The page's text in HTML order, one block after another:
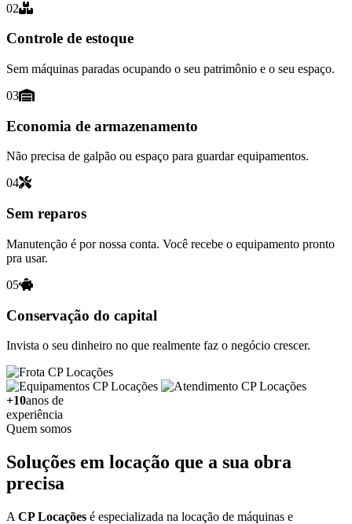
02
Controle de estoque
Sem máquinas paradas ocupando o seu patrimônio e o seu espaço.
03
Economia de armazenamento
Não precisa de galpão ou espaço para guardar equipamentos.
04
Sem reparos
Manutenção é por nossa conta. Você recebe o equipamento pronto
pra usar.
05
Conservação do capital
Invista o seu dinheiro no que realmente faz o negócio crescer.
+10anos de
experiência
Quem somos
Soluções em locação que a sua obra
precisa
A CP Locações é especializada na locação de máquinas e